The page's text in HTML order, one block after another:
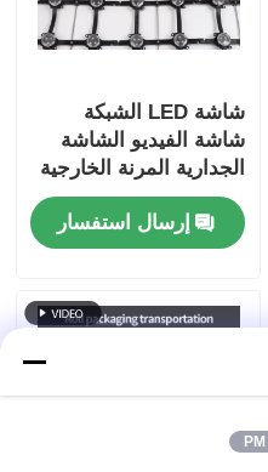
شاشة LED الشبكة
شاشة الفيديو الشاشة
الجدارية المرنة الخارجية
الشفافة الستار لوحة
إعلانية للمبنىإرسال استفسار